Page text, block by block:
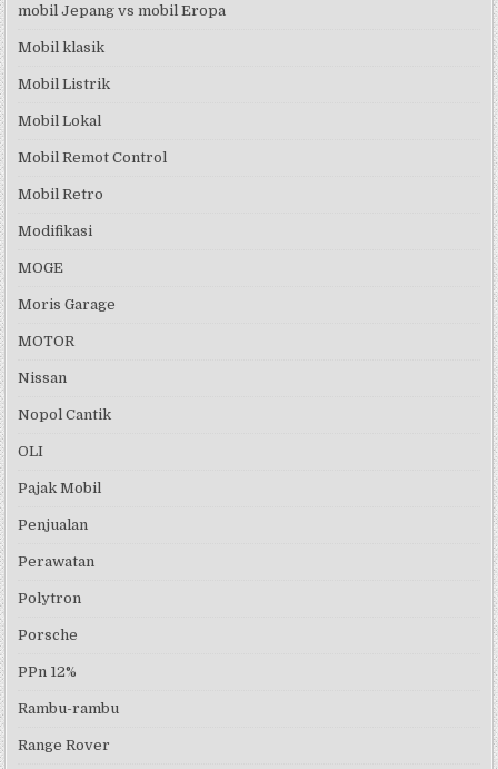
mobil Jepang vs mobil Eropa
Mobil klasik
Mobil Listrik
Mobil Lokal
Mobil Remot Control
Mobil Retro
Modifikasi
MOGE
Moris Garage
MOTOR
Nissan
Nopol Cantik
OLI
Pajak Mobil
Penjualan
Perawatan
Polytron
Porsche
PPn 12%
Rambu-rambu
Range Rover